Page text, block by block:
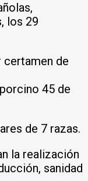
los 29
certamen de
45 de
de 7 razas.
la realización
sanidad